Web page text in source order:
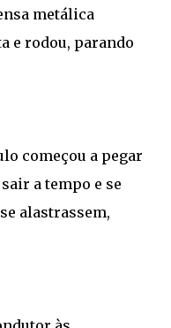
metálica
e rodou, parando
começou a pegar
a tempo e se
alastrassem,